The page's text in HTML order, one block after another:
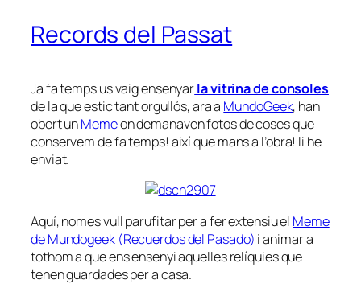
Records del Passat
Ja fa temps us vaig ensenyarla vitrina de consoles
de la que estic tant orgullós, ara a MundoGeek, han
obert unMemeon demanaven fotos de coses que
conservem de fa temps! així que mans a l’obra! li he
enviat.
Aquí, nomes vullparufitarper a fer extensiu el Meme
de Mundogeek (Recuerdos del Pasado) i animar a
tothom a que ens ensenyi aquelles relíquies que
tenen guardades per a casa.